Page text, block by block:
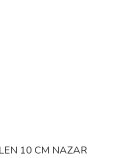
10 CM NAZAR